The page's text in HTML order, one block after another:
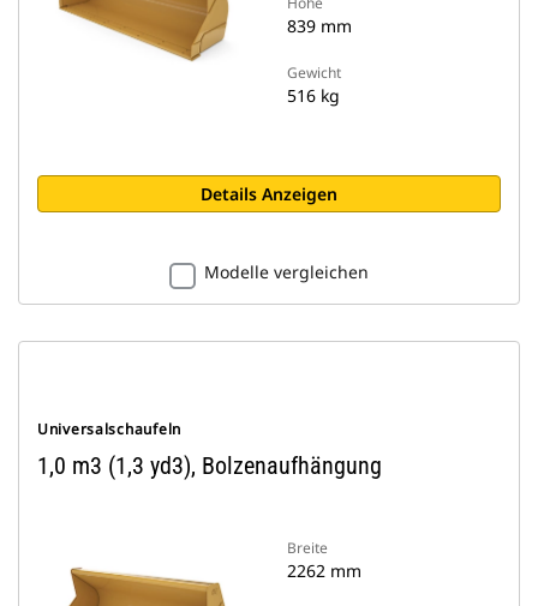
839 mm
Gewicht
516 kg
Details Anzeigen
Modelle vergleichen
Universalschaufeln
1,0 m3 (1,3 yd3), Bolzenaufhängung
Breite
2262 mm